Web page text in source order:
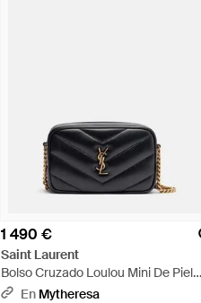
1 490 €
Saint Laurent
Bolso Cruzado Loulou Mini De Piel
Matelasse - Negro
En Mytheresa